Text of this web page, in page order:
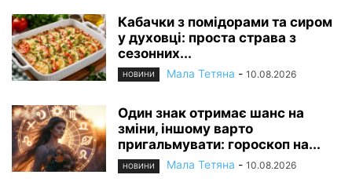
Кабачки з помідорами та сиром
у духовці: проста страва з
сезонних...
НОВИНИ Мала Тетяна - 10.08.2026
Один знак отримає шанс на
зміни, іншому варто
пригальмувати: гороскоп на...
НОВИНИ Мала Тетяна - 10.08.2026